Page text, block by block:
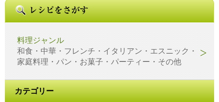
料理ジャンル
和食・中華・フレンチ・イタリアン・エスニック・
家庭料理・パン・お菓子・パーティー・その他
カテゴリー